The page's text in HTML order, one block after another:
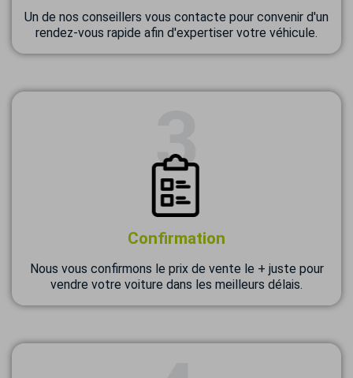
Un de nos conseillers vous contacte pour convenir d'un
rendez-vous rapide afin d'expertiser votre véhicule.
Confirmation
Nous vous confirmons le prix de vente le + juste pour
vendre votre voiture dans les meilleurs délais.